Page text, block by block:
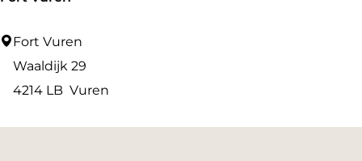
F Fort Vuren
Waaldijk 29
4214 LB Vuren